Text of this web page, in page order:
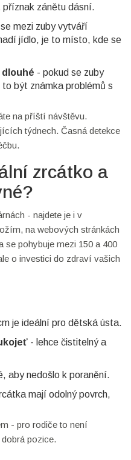
zánětu dásní.
mezi zuby vytváří
jídlo, je to místo, kde se
- pokud se zuby
být známka problémů s
na příští návštěvu.
týdnech. Časná detekce
zrcátko a
- najdete je i v
na webových stránkách
se pohybuje mezi 150 a 400
o investici do zdraví vašich
je ideální pro dětská ústa.
- lehce čistitelný a
aby nedošlo k poranění.
mají odolný povrch,
- pro rodiče to není
pozice.